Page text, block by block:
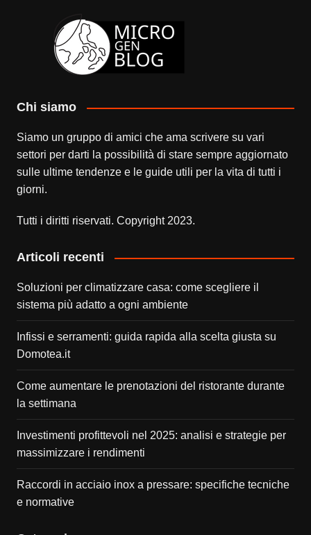
Chi siamo
Siamo un gruppo di amici che ama scrivere su vari
settori per darti la possibilità di stare sempre aggiornato
sulle ultime tendenze e le guide utili per la vita di tutti i
giorni.
Tutti i diritti riservati. Copyright 2023.
Articoli recenti
Soluzioni per climatizzare casa: come scegliere il
sistema più adatto a ogni ambiente
Infissi e serramenti: guida rapida alla scelta giusta su
Domotea.it
Come aumentare le prenotazioni del ristorante durante
la settimana
Investimenti profittevoli nel 2025: analisi e strategie per
massimizzare i rendimenti
Raccordi in acciaio inox a pressare: specifiche tecniche
e normative